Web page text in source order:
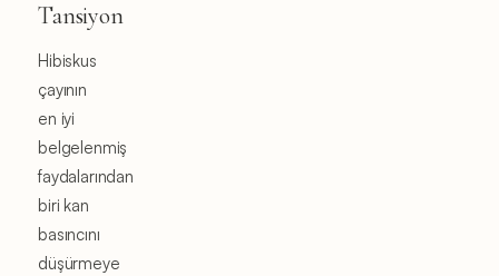
Tansiyon
Hibiskus
çayının
en iyi
belgelenmiş
faydalarından
biri kan
basıncını
düşürmeye